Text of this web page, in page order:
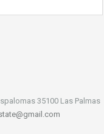
35100 Las Palmas